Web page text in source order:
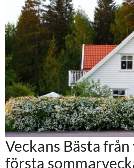
Veckans Bästa från
första